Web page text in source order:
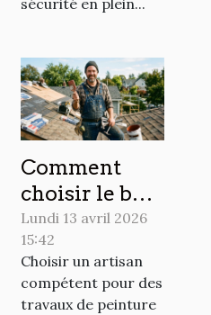
sécurité en plein...
Comment
choisir le bon
artisan pour
vos travaux
de peinture et
couverture ?
Lundi 13 avril 2026
15:42
Choisir un artisan
compétent pour des
travaux de peinture